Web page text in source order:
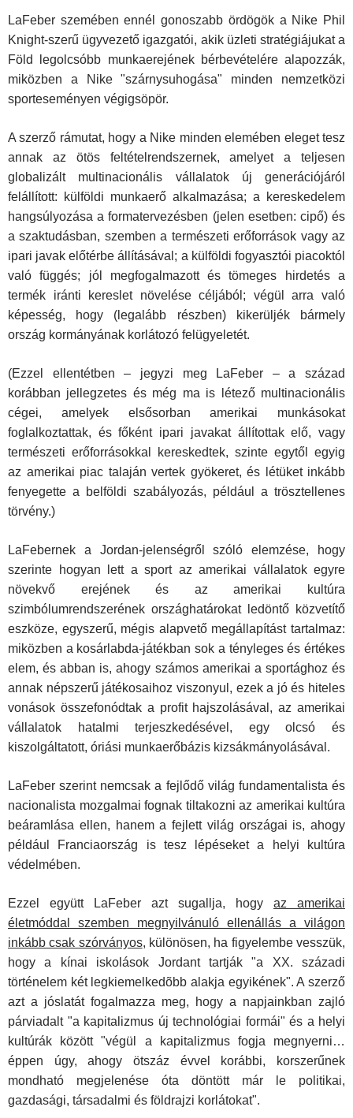
LaFeber szemében ennél gonoszabb ördögök a Nike Phil
Knight-szerű ügyvezető igazgatói, akik üzleti stratégiájukat a
Föld legolcsóbb munkaerejének bérbevételére alapozzák,
miközben a Nike "szárnysuhogása" minden nemzetközi
sporteseményen végigsöpör.
A szerző rámutat, hogy a Nike minden elemében eleget tesz
annak az ötös feltételrendszernek, amelyet a teljesen
globalizált multinacionális vállalatok új generációjáról
felállított: külföldi munkaerő alkalmazása; a kereskedelem
hangsúlyozása a formatervezésben (jelen esetben: cipő) és
a szaktudásban, szemben a természeti erőforrások vagy az
ipari javak előtérbe állításával; a külföldi fogyasztói piacoktól
való függés; jól megfogalmazott és tömeges hirdetés a
termék iránti kereslet növelése céljából; végül arra való
képesség, hogy (legalább részben) kikerüljék bármely
ország kormányának korlátozó felügyeletét.
(Ezzel ellentétben – jegyzi meg LaFeber – a század
korábban jellegzetes és még ma is létező multinacionális
cégei, amelyek elsősorban amerikai munkásokat
foglalkoztattak, és főként ipari javakat állítottak elő, vagy
természeti erőforrásokkal kereskedtek, szinte egytől egyig
az amerikai piac talaján vertek gyökeret, és létüket inkább
fenyegette a belföldi szabályozás, például a trösztellenes
törvény.)
LaFebernek a Jordan-jelenségről szóló elemzése, hogy
szerinte hogyan lett a sport az amerikai vállalatok egyre
növekvő erejének és az amerikai kultúra
szimbólumrendszerének országhatárokat ledöntő közvetítő
eszköze, egyszerű, mégis alapvető megállapítást tartalmaz:
miközben a kosárlabda-játékban sok a tényleges és értékes
elem, és abban is, ahogy számos amerikai a sportághoz és
annak népszerű játékosaihoz viszonyul, ezek a jó és hiteles
vonások összefonódtak a profit hajszolásával, az amerikai
vállalatok hatalmi terjeszkedésével, egy olcsó és
kiszolgáltatott, óriási munkaerőbázis kizsákmányolásával.
LaFeber szerint nemcsak a fejlődő világ fundamentalista és
nacionalista mozgalmai fognak tiltakozni az amerikai kultúra
beáramlása ellen, hanem a fejlett világ országai is, ahogy
például Franciaország is tesz lépéseket a helyi kultúra
védelmében.
Ezzel együtt LaFeber azt sugallja, hogy az amerikai
életmóddal szemben megnyilvánuló ellenállás a világon
inkább csak szórványos, különösen, ha figyelembe vesszük,
hogy a kínai iskolások Jordant tartják "a XX. századi
történelem két legkiemelkedõbb alakja egyikének". A szerző
azt a jóslatát fogalmazza meg, hogy a napjainkban zajló
párviadalt "a kapitalizmus új technológiai formái" és a helyi
kultúrák között "végül a kapitalizmus fogja megnyerni…
éppen úgy, ahogy ötszáz évvel korábbi, korszerűnek
mondható megjelenése óta döntött már le politikai,
gazdasági, társadalmi és földrajzi korlátokat".